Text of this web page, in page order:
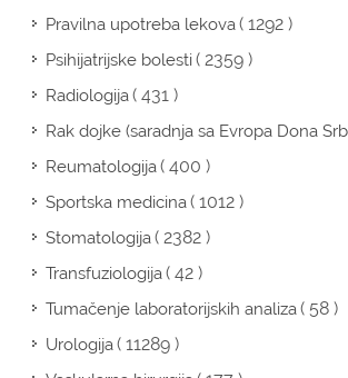
Pravilna upotreba lekova( 1292 )
Psihijatrijske bolesti( 2359 )
Radiologija( 431 )
Rak dojke (saradnja sa Evropa Dona
Reumatologija( 400 )
Sportska medicina( 1012 )
Stomatologija( 2382 )
Transfuziologija( 42 )
Tumačenje laboratorijskih analiza( 58 )
Urologija( 11289 )